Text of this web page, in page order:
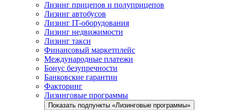
Лизинг прицепов и полуприцепов
Лизинг автобусов
Лизинг IT-оборудования
Лизинг недвижимости
Лизинг такси
Финансовый маркетплейс
Международные платежи
Бонус безупречности
Банковские гарантии
Факторинг
Лизинговые программы
Показать подпункты «Лизинговые программы»